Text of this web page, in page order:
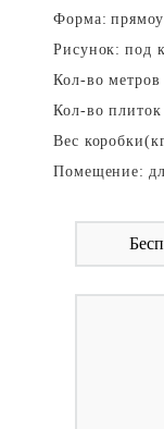
Форма:
Рисунок: под
Кол-во метров
Кол-во плиток
Вес
Помещение: